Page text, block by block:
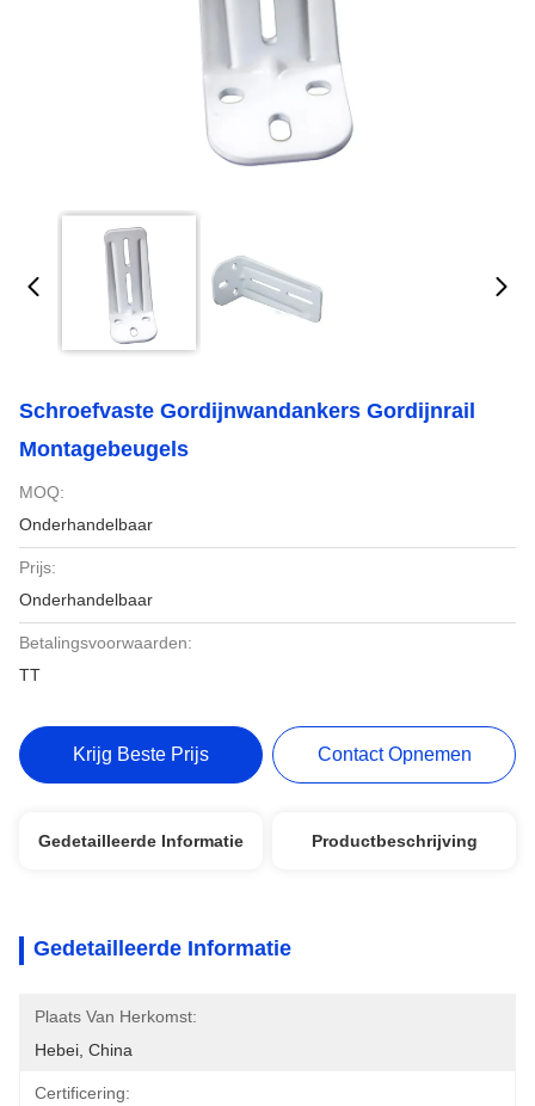
Schroefvaste Gordijnwandankers Gordijnrail
Montagebeugels
MOQ:
Onderhandelbaar
Prijs:
Onderhandelbaar
Betalingsvoorwaarden:
TT
Krijg Beste Prijs Contact Opnemen
Gedetailleerde Informatie Productbeschrijving
Gedetailleerde Informatie
Plaats Van Herkomst:
Hebei, China
Certificering: